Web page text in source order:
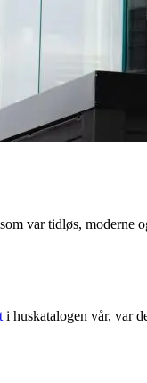
var tidløs, moderne
i huskatalogen vår, var